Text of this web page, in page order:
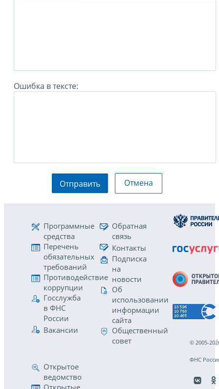
Ошибка в тексте:
Отправить Отмена
Программные
средства
Перечень
обязательных
требований
Противодействие
коррупции
Госслужба
в ФНС
России
Вакансии
Обратная
связь
Контакты
Подписка
на
новости
Об
использовании
информации
сайта
Общественный
совет
Открытое
ведомство
© 2005-
ФНС